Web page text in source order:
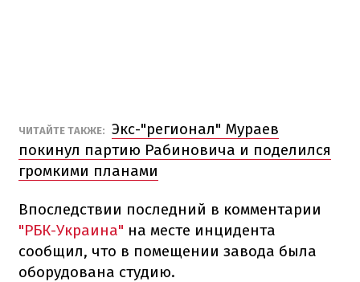
ЧИТАЙТЕ ТАКЖЕ: Экс-"регионал" Мураев
покинул партию Рабиновича и поделился
громкими планами
Впоследствии последний в комментарии
"РБК-Украина" на месте инцидента
сообщил, что в помещении завода была
оборудована студию.